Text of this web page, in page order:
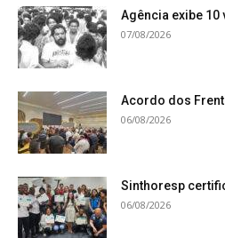
Agência exibe
07/08/2026
Acordo dos
06/08/2026
Sinthoresp
06/08/2026